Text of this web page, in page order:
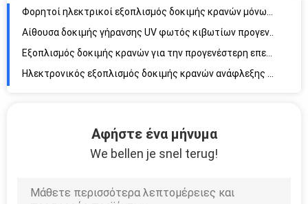
Εξοπλισμός δοκιμής κρανών για την προγενέστερη επεξεργασία ενυδάτωσης νερού υψηλής και χαμηλής θερμοκρασίας
Αφήστε ένα μήνυμα
We bellen je snel terug!